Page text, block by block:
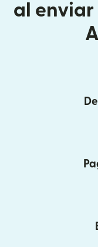
al enviar